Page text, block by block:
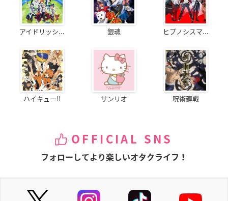
アイドリッシ... 銀魂 ヒプノシスマ...
ハイキュー!! サンリオ 呪術廻戦
OFFICIAL SNS
フォローしてより楽しいオタクライフ！